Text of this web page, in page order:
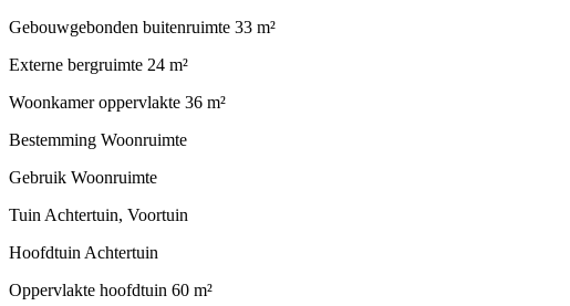
Gebouwgebonden buitenruimte 33 m²
Externe bergruimte 24 m²
Woonkamer oppervlakte 36 m²
Bestemming Woonruimte
Gebruik Woonruimte
Tuin Achtertuin, Voortuin
Hoofdtuin Achtertuin
Oppervlakte hoofdtuin 60 m²